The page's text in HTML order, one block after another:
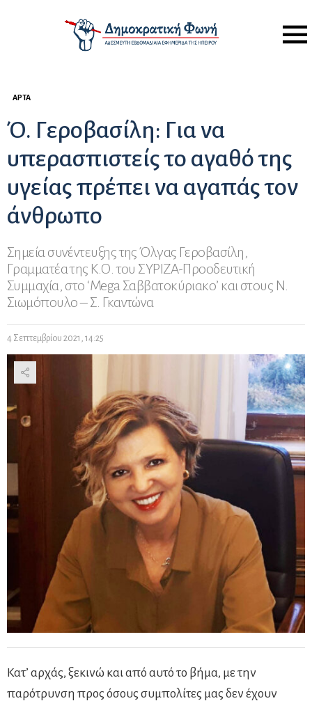
Menu
ΆΡΤΑ
Ό. Γεροβασίλη: Για να
υπερασπιστείς το αγαθό της
υγείας πρέπει να αγαπάς τον
άνθρωπο
Σημεία συνέντευξης της Όλγας Γεροβασίλη,
Γραμματέα της Κ.Ο. του ΣΥΡΙΖΑ-Προοδευτική
Συμμαχία, στο ‘Mega Σαββατοκύριακο’ και στους Ν.
Σιωμόπουλο – Σ. Γκαντώνα
4 Σεπτεμβρίου 2021, 14:25
Κατ’ αρχάς, ξεκινώ και από αυτό το βήμα, με την
παρότρυνση προς όσους συμπολίτες μας δεν έχουν